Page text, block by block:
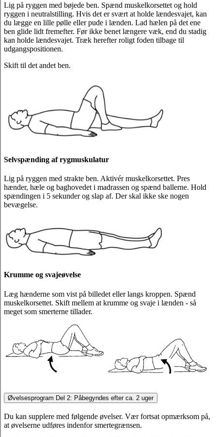
Lig på ryggen med bøjede ben. Spænd muskelkorsettet og hold
ryggen i neutralstilling. Hvis det er svært at holde lændesvajet, kan
du lægge en lille pølle eller pude i lænden. Lad hælen på det ene
ben glide lidt fremefter. Før ikke benet længere væk, end du stadig
kan holde lændesvajet. Træk herefter roligt foden tilbage til
udgangspositionen.
Skift til det andet ben.
Selvspænding af rygmuskulatur
Lig på ryggen med strakte ben. Aktivér muskelkorsettet. Pres
hænder, hæle og baghovedet i madrassen og spænd ballerne. Hold
spændingen i 5 sekunder og slap af. Der skal ikke ske nogen
bevægelse.
Krumme og svajeøvelse
Læg hænderne som vist på billedet eller langs kroppen. Spænd
muskelkorsettet. Skift mellem at krumme og svaje i lænden - så
meget som smerterne tillader.
Øvelsesprogram Del 2: Påbegyndes efter ca. 2 uger
Du kan supplere med følgende øvelser. Vær fortsat opmærksom på,
at øvelserne udføres indenfor smertegrænsen.